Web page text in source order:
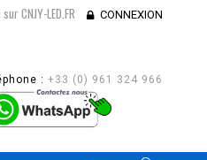
CNJY-LED.FR CONNEXION
: +33 (0) 961 324 966